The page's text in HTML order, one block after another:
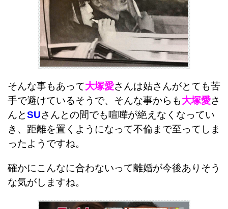
そんな事もあって大塚愛さんは姑さんがとても苦
手で避けているそうで、そんな事からも大塚愛さ
んとSUさんとの間でも喧嘩が絶えなくなってい
き、距離を置くようになって不倫まで至ってしま
ったようですね。
確かにこんなに合わないって離婚が今後ありそう
な気がしますね。